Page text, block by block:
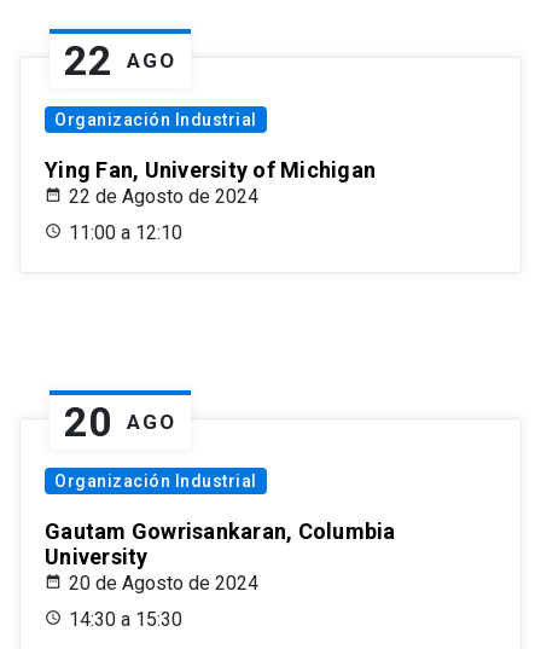
22 AGO
Organización Industrial
Ying Fan, University of Michigan
22 de Agosto de 2024
11:00 a 12:10
20 AGO
Organización Industrial
Gautam Gowrisankaran, Columbia
University
20 de Agosto de 2024
14:30 a 15:30